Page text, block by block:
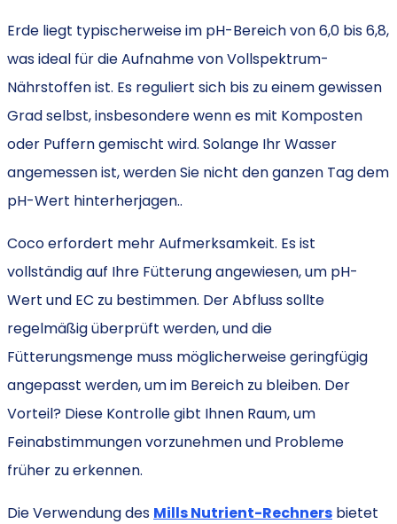
Erde liegt typischerweise im pH-Bereichvon 6,0 bis 6,8,
was ideal für die Aufnahme von Vollspektrum-
Nährstoffen ist. Es reguliert sich bis zu einem gewissen
Grad selbst, insbesondere wenn es mit Komposten
oder Puffern gemischt wird. Solange Ihr Wasser
angemessen ist, werden Sie nicht den ganzen Tag dem
pH-Wert hinterherjagen..
Coco erfordert mehr Aufmerksamkeit. Es ist
vollständigauf Ihre Fütterung angewiesen, um pH-
Wert und EC zu bestimmen. Der Abfluss sollte
regelmäßig überprüft werden, und die
Fütterungsmenge muss möglicherweise geringfügig
angepasst werden, um im Bereich zu bleiben. Der
Vorteil? Diese Kontrolle gibt Ihnen Raum, um
Feinabstimmungen vorzunehmen und Probleme
früher zu erkennen.
Die Verwendung des Mills Nutrient-Rechners bietet